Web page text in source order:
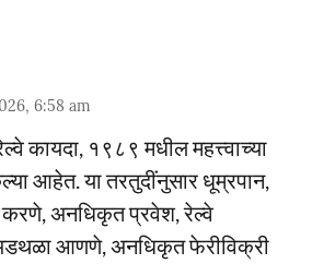
6:58 am
कायदा, १९८९ मधील महत्त्वाच्या
आहेत. या तरतुदींनुसार धूम्रपान,
अनधिकृत प्रवेश, रेल्वे
अडथळा आणणे, अनधिकृत फेरीविक्री